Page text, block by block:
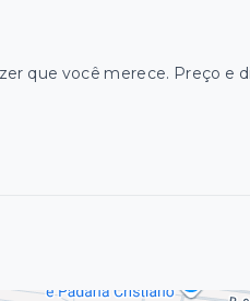
que você merece. Preço e